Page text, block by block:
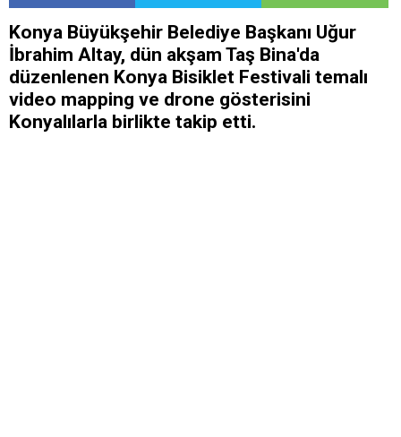
Konya Büyükşehir Belediye Başkanı Uğur
İbrahim Altay, dün akşam Taş Bina'da
düzenlenen Konya Bisiklet Festivali temalı
video mapping ve drone gösterisini
Konyalılarla birlikte takip etti.